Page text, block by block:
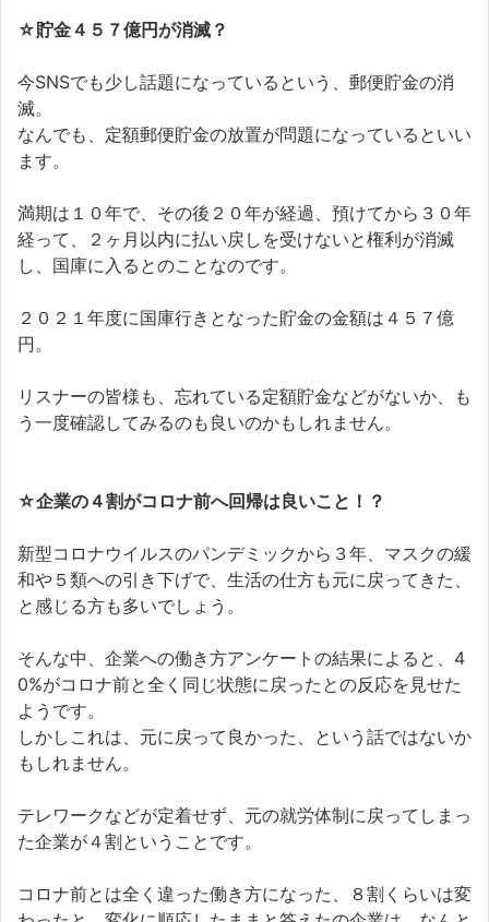
☆貯金４５７億円が消滅？
今SNSでも少し話題になっているという、郵便貯金の消
滅。
なんでも、定額郵便貯金の放置が問題になっているといい
ます。
満期は１０年で、その後２０年が経過、預けてから３０年
経って、２ヶ月以内に払い戻しを受けないと権利が消滅
し、国庫に入るとのことなのです。
２０２１年度に国庫行きとなった貯金の金額は４５７億
円。
リスナーの皆様も、忘れている定額貯金などがないか、も
う一度確認してみるのも良いのかもしれません。
☆企業の４割がコロナ前へ回帰は良いこと！？
新型コロナウイルスのパンデミックから３年、マスクの緩
和や５類への引き下げで、生活の仕方も元に戻ってきた、
と感じる方も多いでしょう。
そんな中、企業への働き方アンケートの結果によると、4
0%がコロナ前と全く同じ状態に戻ったとの反応を見せた
ようです。
しかしこれは、元に戻って良かった、という話ではないか
もしれません。
テレワークなどが定着せず、元の就労体制に戻ってしまっ
た企業が４割ということです。
コロナ前とは全く違った働き方になった、８割くらいは変